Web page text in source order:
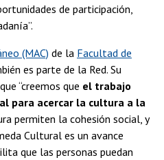
de participación,
(MAC) de la Facultad de
es parte de la Red. Su
“creemos que el trabajo
para acercar la cultura a la
permiten la cohesión social, y
Cultural es un avance
que las personas puedan